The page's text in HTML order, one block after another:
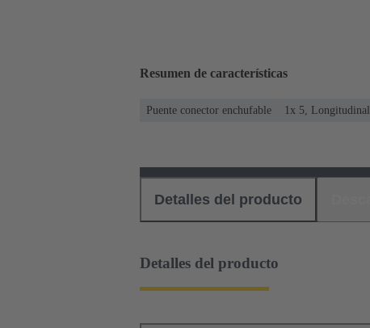
Resumen de características
Puente conector enchufable 1x 5, Longitudinal
Detalles del producto
Detalles del producto